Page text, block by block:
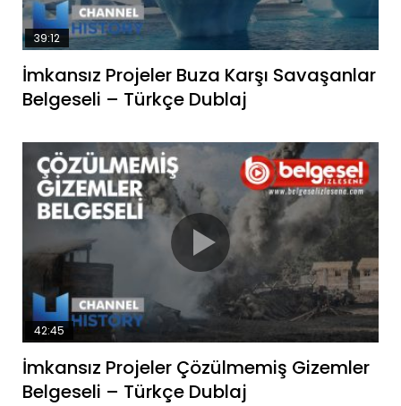
39:12
İmkansız Projeler Buza Karşı Savaşanlar
Belgeseli – Türkçe Dublaj
42:45
İmkansız Projeler Çözülmemiş Gizemler
Belgeseli – Türkçe Dublaj